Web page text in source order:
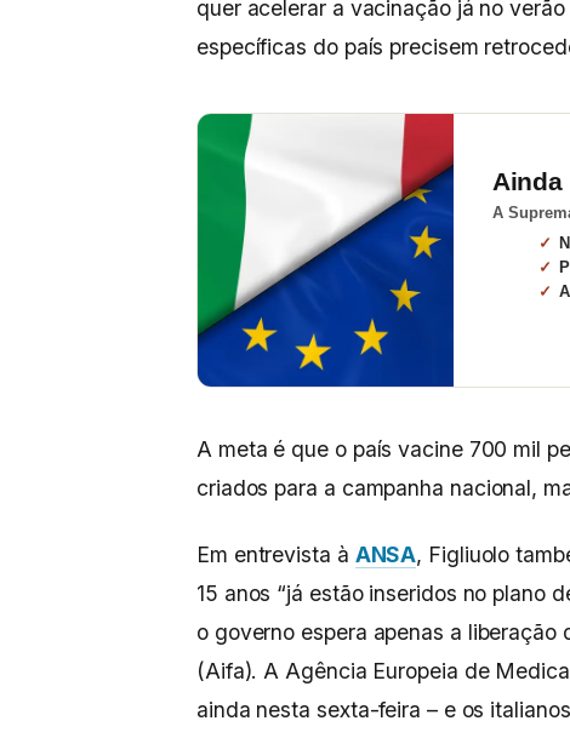
quer acelerar a vacinação já no
específicas do país precisem
Ainda
A
A meta é que o país vacine 700 mil
criados para a campanha nacional,
Em entrevista à ANSA, Figliuolo
15 anos “já estão inseridos no plano
o governo espera apenas a
(Aifa). A Agência Europeia de
ainda nesta sexta-feira – e os